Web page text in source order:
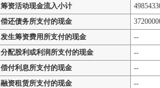
筹资活动现金流入小计
偿还债务所支付的现金
发生筹资费用所支付的现金
--
分配股利或利润所支付的现金
--
偿付利息所支付的现金
--
融资租赁所支付的现金
--